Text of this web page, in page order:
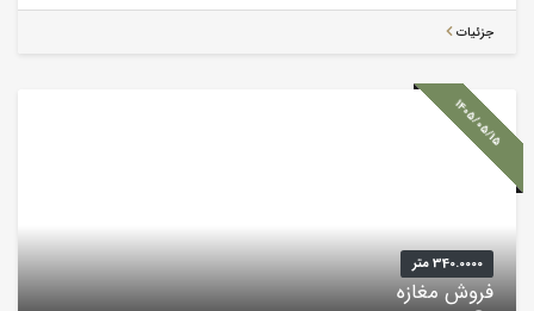
جزئیات
1405/05/15
340.0000 متر
فروش مغازه